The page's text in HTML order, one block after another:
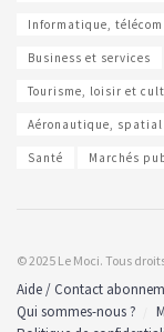
Informatique,
Business et services
Tourisme, loisir et
Aéronautique, spatial
Santé Marchés
© 2025 Le Moci. Tous
Aide / Contact
Qui sommes-nous ?